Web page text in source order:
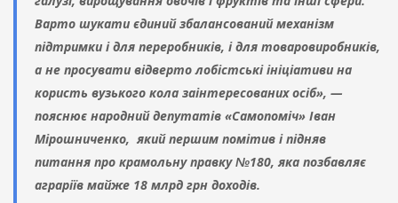
Варто шукати єдиний збалансований механізм
підтримки і для переробників, і для товаровиробників,
а не просувати відверто лобістські ініціативи на
користь вузького кола заінтересованих осіб», —
пояснює народний депутатів «Самопоміч» Іван
Мірошниченко, який першим помітив і підняв
питання про крамольну правку №180, яка позбавляє
аграріїв майже 18 млрд грн доходів.